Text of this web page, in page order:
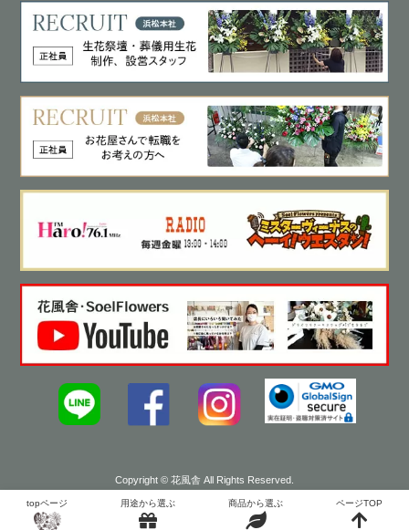
Copyright © 花風舎 All Rights Reserved.
topページ 用途から選ぶ 商品から選ぶ ページTOP